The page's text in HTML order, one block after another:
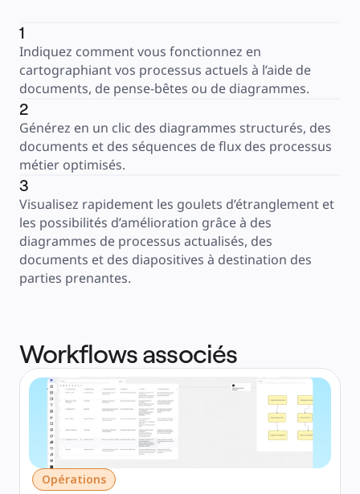
1
Indiquez comment vous fonctionnez en
cartographiant vos processus actuels à l’aide de
documents, de pense-bêtes ou de diagrammes.
2
Générez en un clic des diagrammes structurés, des
documents et des séquences de flux des processus
métier optimisés.
3
Visualisez rapidement les goulets d’étranglement et
les possibilités d’amélioration grâce à des
diagrammes de processus actualisés, des
documents et des diapositives à destination des
parties prenantes.
Workflows associés
Opérations